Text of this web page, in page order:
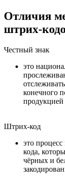
Отличия
штрих-
Честный знак
это
конечного
продукцией
Штрих-код
это
кода,
чёрных и